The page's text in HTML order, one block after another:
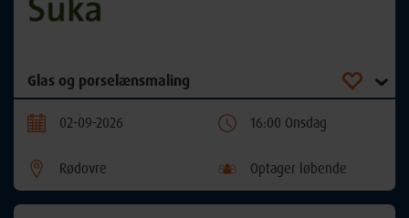
Glas og porselænsmaling
02-09-2026 16:00 Onsdag
Rødovre Optager løbende